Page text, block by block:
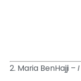
2. Maria BenHajji –